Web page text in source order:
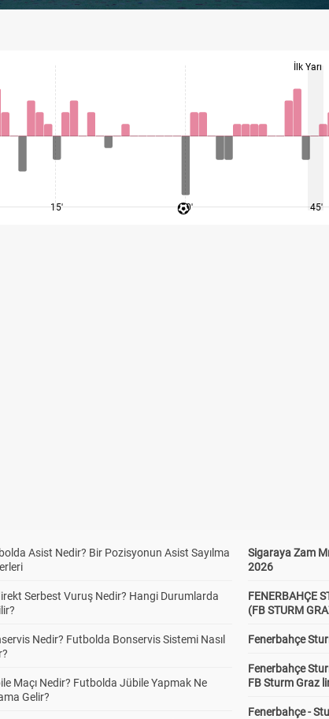
15' 30'
İlk Yarı
45'
Asist Nedir? Bir Pozisyonun Asist Sayılma
Serbest Vuruş Nedir? Hangi Durumlarda
Nedir? Futbolda Bonservis Sistemi Nasıl
Maçı Nedir? Futbolda Jübile Yapmak Ne
Gelir?
Sigaraya Zam
2026
FENERBAHÇE
(FB STURM
Fenerbahçe
Fenerbahçe
FB Sturm Graz
Fenerbahçe -